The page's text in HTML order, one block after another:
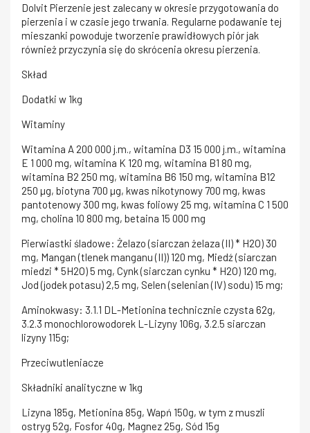
Dolvit Pierzenie jest zalecany w okresie przygotowania do
pierzenia i w czasie jego trwania. Regularne podawanie tej
mieszanki powoduje tworzenie prawidłowych piór jak
również przyczynia się do skrócenia okresu pierzenia.
Skład
Dodatki w 1kg
Witaminy
Witamina A 200 000 j.m., witamina D3 15 000 j.m., witamina
E 1 000 mg, witamina K 120 mg, witamina B1 80 mg,
witamina B2 250 mg, witamina B6 150 mg, witamina B12
250 µg, biotyna 700 µg, kwas nikotynowy 700 mg, kwas
pantotenowy 300 mg, kwas foliowy 25 mg, witamina C 1 500
mg, cholina 10 800 mg, betaina 15 000 mg
Pierwiastki śladowe: Żelazo (siarczan żelaza (II) * H2O) 30
mg, Mangan (tlenek manganu (II)) 120 mg, Miedź (siarczan
miedzi * 5H2O) 5 mg, Cynk (siarczan cynku * H2O) 120 mg,
Jod (jodek potasu) 2,5 mg, Selen (selenian (IV) sodu) 15 mg;
Aminokwasy: 3.1.1 DL-Metionina technicznie czysta 62g,
3.2.3 monochlorowodorek L-Lizyny 106g, 3.2.5 siarczan
lizyny 115g;
Przeciwutleniacze
Składniki analityczne w 1kg
Lizyna 185g, Metionina 85g, Wapń 150g, w tym z muszli
ostryg 52g, Fosfor 40g, Magnez 25g, Sód 15g